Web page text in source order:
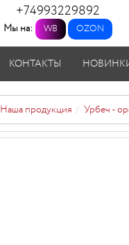
+74993229892
Мы на: WB OZON
КОНТАКТЫ
Наша продукция Урбеч -